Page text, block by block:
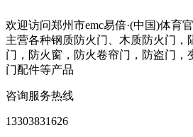
欢迎访问郑州市emc易倍·(中国)体育
主营各种钢质防火门、木质防火门，
门，防火窗，防火卷帘门，防盗门，
门配件等产品
咨询服务热线
13303831626